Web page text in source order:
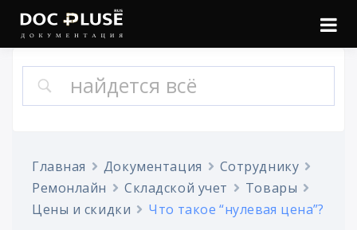
Doc Pluse
Главная Документация
Сотруднику
Ремонлайн
Складской учет
Товары
Цены и скидки
Что такое “нулевая цена”?